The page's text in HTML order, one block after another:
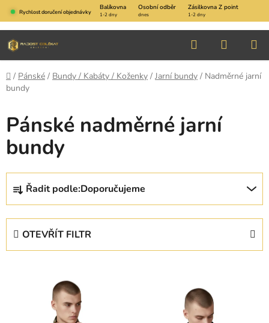
Přejít
na
obsah
Rychlost doručení objednávky
Balíkovna Osobní odběr Zásilkovna Z point
1-2 dny dnes 1-2 dny
Hledat
KOŠÍK
Domů
/ Pánské / Bundy / Kabáty / Koženky / Jarní bundy / Nadměrné jarní
bundy
Pánské nadměrné jarní
bundy
Ř
z
Řadit podle:Doporučujeme
OTEVŘÍT FILTR